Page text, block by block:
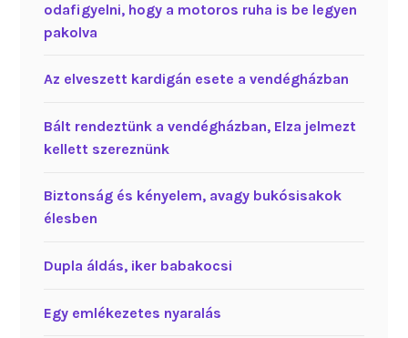
odafigyelni, hogy a motoros ruha is be legyen
pakolva
Az elveszett kardigán esete a vendégházban
Bált rendeztünk a vendégházban, Elza jelmezt
kellett szereznünk
Biztonság és kényelem, avagy bukósisakok
élesben
Dupla áldás, iker babakocsi
Egy emlékezetes nyaralás